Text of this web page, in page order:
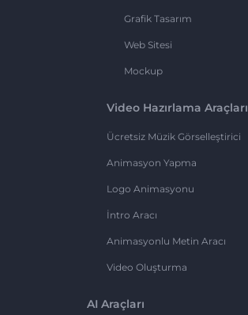
Grafik Tasarım
Web Sitesi
Mockup
Video Hazırlama Araçları
Ücretsiz Müzik Görselleştirici
Animasyon Yapma
Logo Animasyonu
İntro Aracı
Animasyonlu Metin Aracı
Video Oluşturma
AI Araçları